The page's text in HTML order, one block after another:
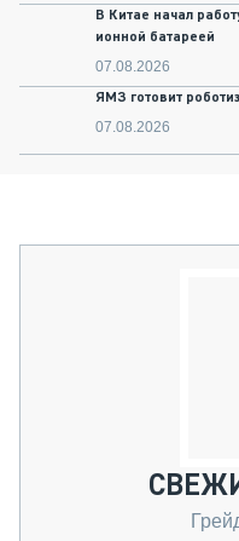
В Китае начал
ионной батареей
07.08.2026
ЯМЗ готовит
07.08.2026